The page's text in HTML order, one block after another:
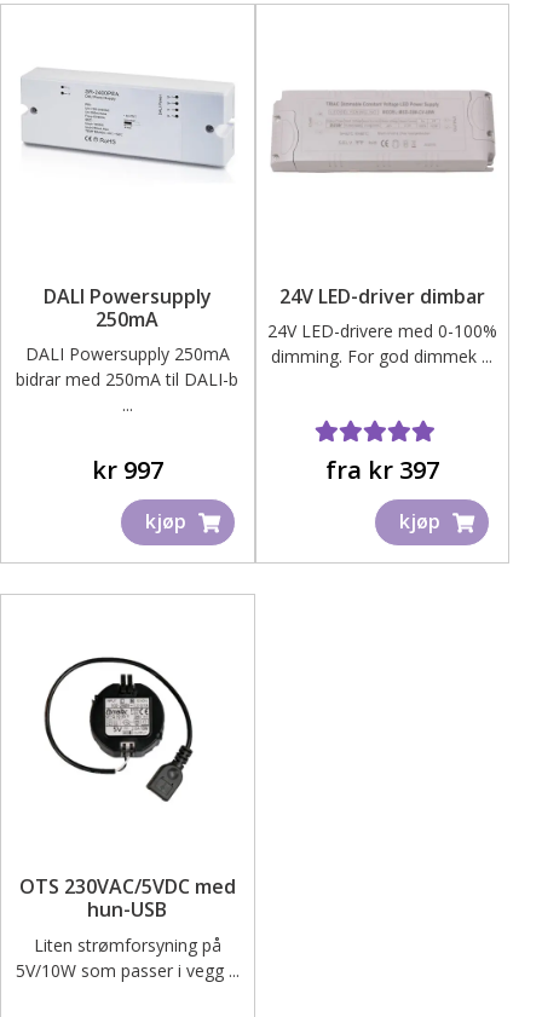
kan
velges
DALI Powersupply
250mA
DALI Powersupply 250mA
bidrar med 250mA til DALI-b
...
kr997
kjøp
24V LED-driver dimbar
24V LED-drivere med 0-100%
dimming. For god dimmek ...
Vurdert4.70
fra kr397
kjøp
produktet
har
flere
varianter.
OTS 230VAC/5VDC med
hun-USB
Liten strømforsyning på
5V/10W som passer i vegg ...